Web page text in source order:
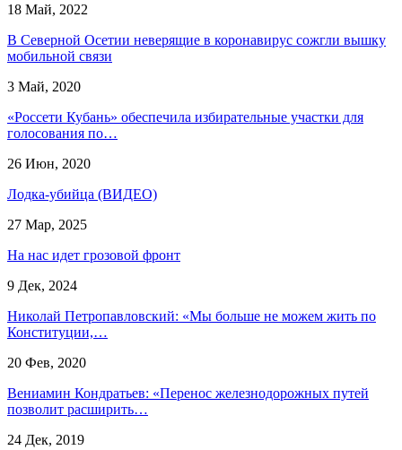
18 Май, 2022
В Северной Осетии неверящие в коронавирус сожгли вышку
мобильной связи
3 Май, 2020
«Россети Кубань» обеспечила избирательные участки для
голосования по…
26 Июн, 2020
Лодка-убийца (ВИДЕО)
27 Мар, 2025
На нас идет грозовой фронт
9 Дек, 2024
Николай Петропавловский: «Мы больше не можем жить по
Конституции,…
20 Фев, 2020
Вениамин Кондратьев: «Перенос железнодорожных путей
позволит расширить…
24 Дек, 2019